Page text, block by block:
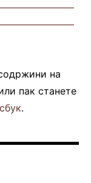
на
пак станете
.